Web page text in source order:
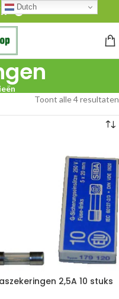
Toont alle 4 resultaten
2,5A 10 stuks
Dutch